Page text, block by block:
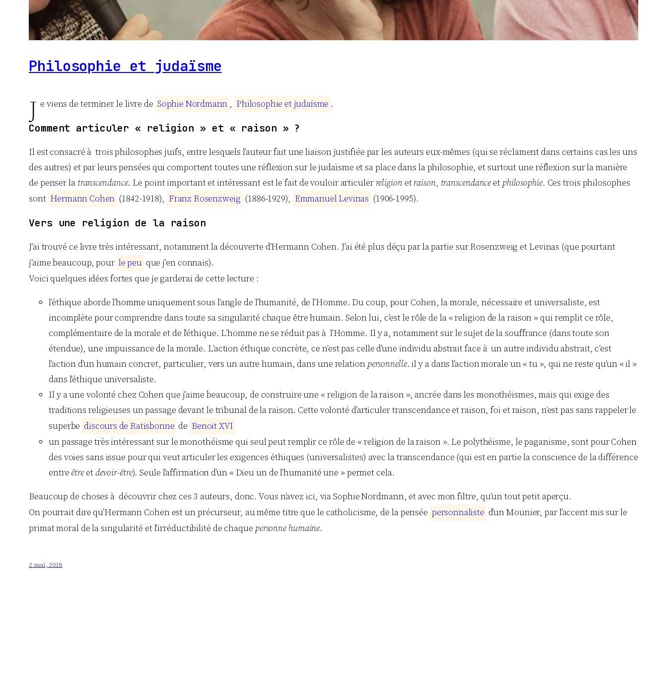
Philosophie et judaïsme
J e viens de terminer le livre de Sophie Nordmann , Philosophie et judaïsme .
Comment articuler « religion » et « raison » ?
Il est consacré à trois philosophes juifs, entre lesquels l’auteur fait une liaison justifiée par les auteurs eux-mêmes (qui se réclament dans certains cas les uns
des autres) et par leurs pensées qui comportent toutes une réflexion sur le judaïsme et sa place dans la philosophie, et surtout une réflexion sur la manière
de penser la transcendance. Le point important et intéressant est le fait de vouloir articuler religionetraison, transcendanceet philosophie. Ces trois philosophes
sont Hermann Cohen (1842-1918), Franz Rosenzweig (1886-1929), EmmanuelLevinas (1906-1995).
Vers une religion de la raison
J’ai trouvé ce livre très intéressant, notamment la découverte d’Hermann Cohen. J’ai été plus déçu par la partie sur Rosenzweig et Levinas (que pourtant
j’aime beaucoup, pour lepeu que j’en connais).
Voici quelques idées fortes que je garderai de cette lecture :
l’éthique aborde l’homme uniquement sous l’angle de l’humanité, de l’Homme. Du coup, pour Cohen, la morale, nécessaire et universaliste, est
incomplète pour comprendre dans toute sa singularité chaque être humain. Selon lui, c’est le rôle de la « religion de la raison » qui remplit ce rôle,
complémentaire de la morale et de l’éthique. L’homme ne se réduit pas à l’Homme. Il y a, notamment sur le sujet de la souffrance (dans toute son
étendue), une impuissance de la morale. L’action éthique concrète, ce n’est pas celle d’une individu abstrait face à un autre individu abstrait, c’est
l’action d’un humain concret, particulier, vers un autre humain, dans une relation personnelle. il y a dans l’action morale un « tu », qui ne reste qu’un « il »
dans l’éthique universaliste.
Il y a une volonté chez Cohen que j’aime beaucoup, de construire une « religion de la raison », ancrée dans les monothéismes, mais qui exige des
traditions religieuses un passage devant le tribunal de la raison. Cette volonté d’articuler transcendance et raison, foi et raison, n’est pas sans rappeler le
superbe discours de Ratisbonne de BenoitXVI
un passage très intéressant sur le monothéisme qui seul peut remplir ce rôle de « religion de la raison ». Le polythéisme, le paganisme, sont pour Cohen
des voies sans issue pour qui veut articuler les exigences éthiques (universalistes) avec la transcendance (qui est en partie la conscience de la différence
entre êtreetdevoir-être). Seule l’affirmation d’un « Dieu un de l’humanité une » permet cela.
Beaucoup de choses à découvrir chez ces 3 auteurs, donc. Vous n’avez ici, via Sophie Nordmann, et avec mon filtre, qu’un tout petit aperçu.
On pourrait dire qu’Hermann Cohen est un précurseur, au même titre que le catholicisme, de la pensée personnaliste d’un Mounier, par l’accent mis sur le
primat moral de la singularité et l’irréductibilité de chaque personne humaine.
2 mai, 2018